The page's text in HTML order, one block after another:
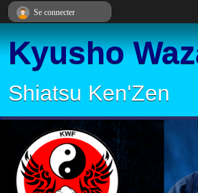
Kyusho
Shiatsu Ken'Zen
Se connecter
Panneau de gestion des cookies